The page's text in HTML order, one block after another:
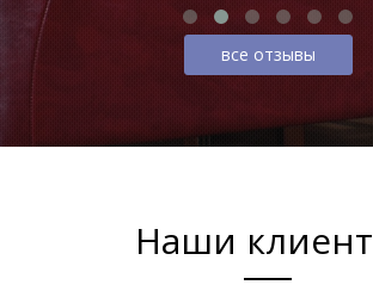
все отзывы
Наши